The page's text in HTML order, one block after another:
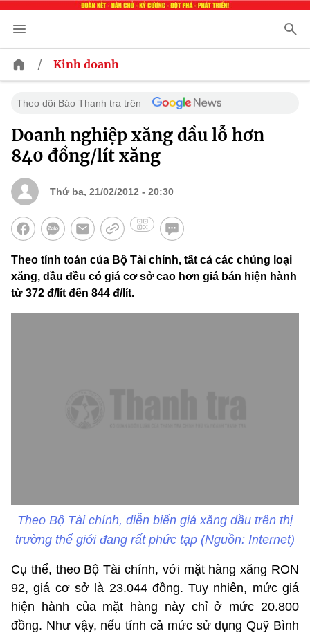
/ Kinh doanh
Theo dõi Báo Thanh tra trên
Doanh nghiệp xăng dầu lỗ hơn
840 đồng/lít xăng
Thứ ba, 21/02/2012 - 20:30
Theo tính toán của Bộ Tài chính, tất cả các chủng loại
xăng, dầu đều có giá cơ sở cao hơn giá bán hiện hành
từ 372 đ/lít đến 844 đ/lít.
Theo Bộ Tài chính, diễn biến giá xăng dầu trên thị
trường thế giới đang rất phức tạp (Nguồn: Internet)
Cụ thể, theo Bộ Tài chính, với mặt hàng xăng RON
92, giá cơ sở là 23.044 đồng. Tuy nhiên, mức giá
hiện hành của mặt hàng này chỉ ở mức 20.800
đồng. Như vậy, nếu tính cả mức sử dụng Quỹ Bình